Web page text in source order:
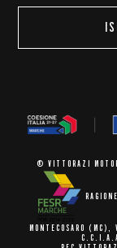
© VITTORAZI
MONTECOSARO (MC),